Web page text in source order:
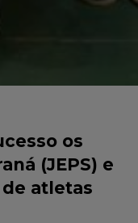
os
(JEPS) e
atletas